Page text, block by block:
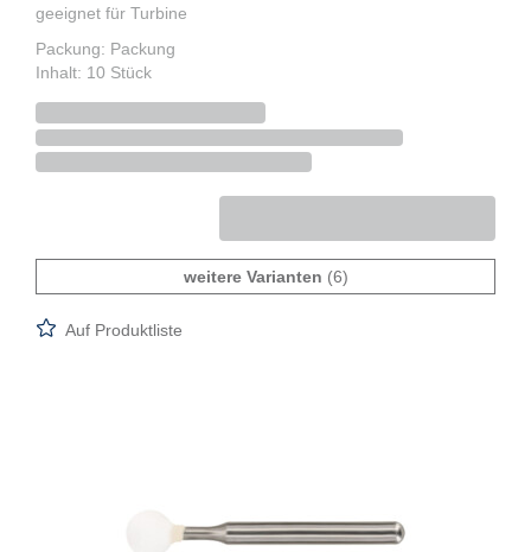
geeignet für Turbine
Packung: Packung
Inhalt: 10 Stück
weitere Varianten (6)
Auf Produktliste